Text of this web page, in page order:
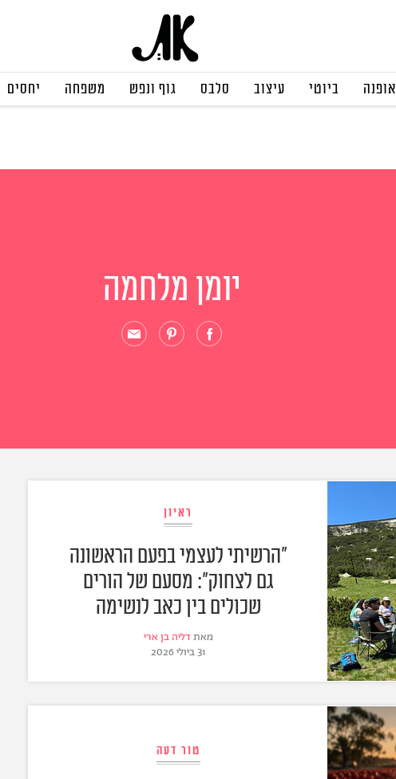
אופנה ביוטי עיצוב סלבס גוף ונפש משפחה יחסים
יומן מלחמה
ראיון
"הרשיתי לעצמי בפעם הראשונה
גם לצחוק": מסעם של הורים
שכולים בין כאב לנשימה
מאת דליה בן ארי
31 ביולי 2026
טור דעה